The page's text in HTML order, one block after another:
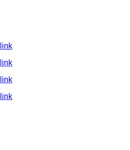
link
link
link
link